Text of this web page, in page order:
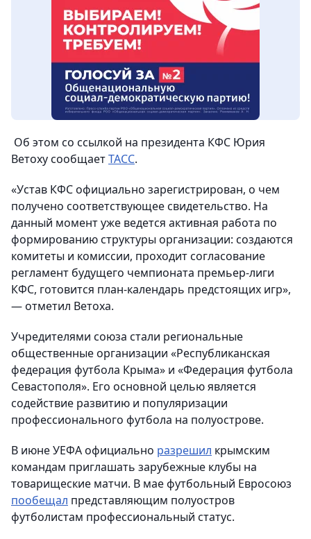
Об этом со ссылкой на президента КФС Юрия
Ветоху сообщаетТАСС.
«Устав КФС официально зарегистрирован, о чем
получено соответствующее свидетельство. На
данный момент уже ведется активная работа по
формированию структуры организации: создаются
комитеты и комиссии, проходит согласование
регламент будущего чемпионата премьер-лиги
КФС, готовится план-календарь предстоящих игр»,
— отметил Ветоха.
Учредителями союза стали региональные
общественные организации «Республиканская
федерация футбола Крыма» и «Федерация футбола
Севастополя». Его основной целью является
содействие развитию и популяризации
профессионального футбола на полуострове.
В июне УЕФА официально разрешил крымским
командам приглашать зарубежные клубы на
товарищеские матчи. В мае футбольный Евросоюз
пообещал представляющим полуостров
футболистам профессиональный статус.